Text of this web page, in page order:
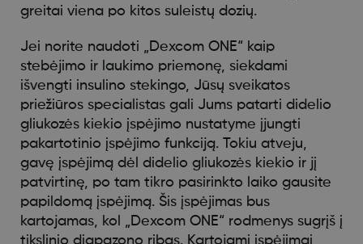
greitai viena po kitos suleistų dozių.
Jei norite naudoti „Dexcom ONE“ kaip
stebėjimo ir laukimo priemonę, siekdami
išvengti insulino stekingo, Jūsų sveikatos
priežiūros specialistas gali Jums patarti didelio
gliukozės kiekio įspėjimo nustatyme įjungti
pakartotinio įspėjimo funkciją. Tokiu atveju,
gavę įspėjimą dėl didelio gliukozės kiekio ir jį
patvirtinę, po tam tikro pasirinkto laiko gausite
papildomą įspėjimą. Šis įspėjimas bus
kartojamas, kol „Dexcom ONE“ rodmenys sugrįš į
tikslinio diapazono ribas. Kartojami įspėjimai